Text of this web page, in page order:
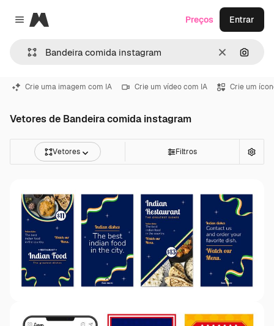
Close menu
Magnific
Limpar
Preços Entrar
Crie uma imagem com IA Crie um vídeo com IA Crie um
Vetores de Bandeira comida instagram
Vetores Filtros